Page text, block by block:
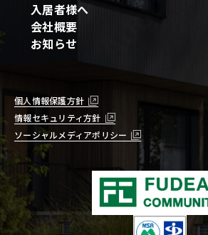
入居者様へ
会社概要
お知らせ
個人情報保護方針
ソーシャルメディアポリシー
情報セキュリティ方針